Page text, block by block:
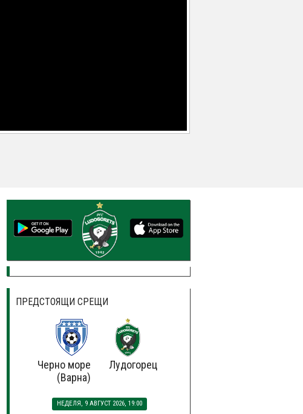
ПРЕДСТОЯЩИ СРЕЩИ
Черно море
(Варна)
Лудогорец
НЕДЕЛЯ, 9 АВГУСТ 2026, 19:00